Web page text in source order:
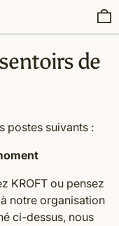
de
postes suivants :
KROFT ou pensez
notre organisation
ci-dessus, nous